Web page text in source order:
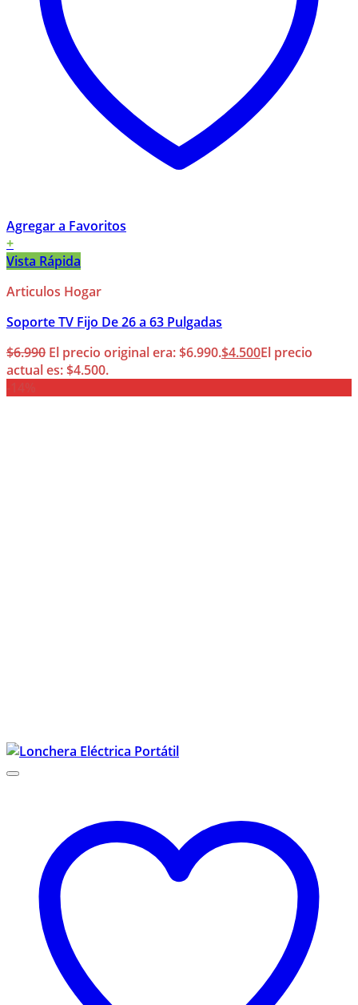
Agregar a Favoritos
+
Vista Rápida
Articulos Hogar
Soporte TV Fijo De 26 a 63 Pulgadas
$6.990 El precio original era: $6.990.$4.500El precio
actual es: $4.500.